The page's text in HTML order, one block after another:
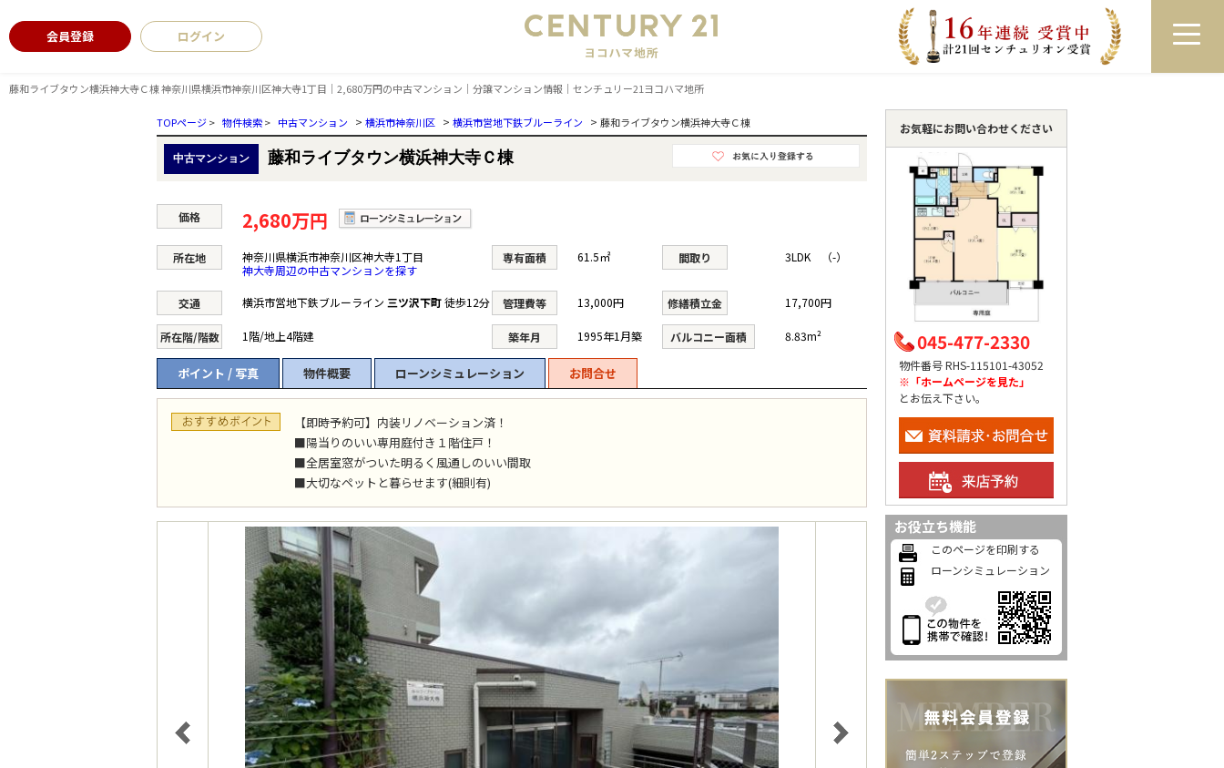
藤和ライブタウン横浜神大寺Ｃ棟 神奈川県横浜市神奈川区神大寺1丁目｜2,680万円の中古マンション｜分譲マンション情報｜センチュリー21ヨコハマ地所
会員登録 ログイン ログイン 来店予約 LINEで相談
TOPページ> 物件検索> 中古マンション > 横浜市神奈川区 > 横浜市営地下鉄ブルーライン > 藤和ライブタウン横浜神大寺Ｃ棟
中古マンション 藤和ライブタウン横浜神大寺Ｃ棟
価格 2,680万円
所在地
神奈川県横浜市神奈川区神大寺1丁目
神大寺周辺の中古マンションを探す
専有面積 61.5㎡ 間取り 3LDK （-）
交通 横浜市営地下鉄ブルーライン 三ツ沢下町徒歩12分 管理費等 13,000円 修繕積立金 17,700円
所在階/階数 1階/地上4階建 築年月 1995年1月築 バルコニー面積 8.83m²
ポイント / 写真 物件概要 ローンシミュレーション お問合せ
【即時予約可】内装リノベーション済！
■陽当りのいい専用庭付き１階住戸！
■全居室窓がついた明るく風通しのいい間取
■大切なペットと暮らせます(細則有)
お気軽にお問い合わせください
045-477-2330
物件番号 RHS-115101-43052
※「ホームページを見た」
とお伝え下さい。
お役立ち機能
このページを印刷する
ローンシミュレーション